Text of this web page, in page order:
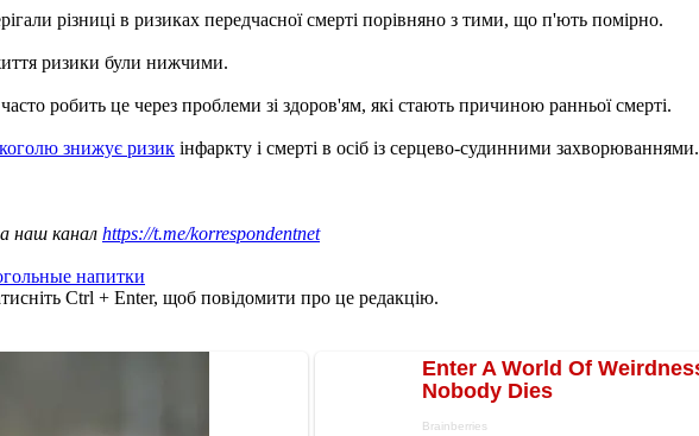
різниці в ризиках передчасної смерті порівняно з тими, що п'ють помірно.
ризики були нижчими.
робить це через проблеми зі здоров'ям, які стають причиною ранньої смерті.
знижує ризик інфаркту і смерті в осіб із серцево-судинними захворюваннями.
наш канал https://t.me/korrespondentnet
напитки
Ctrl + Enter, щоб повідомити про це редакцію.